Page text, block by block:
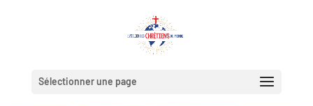
Sélectionner une page